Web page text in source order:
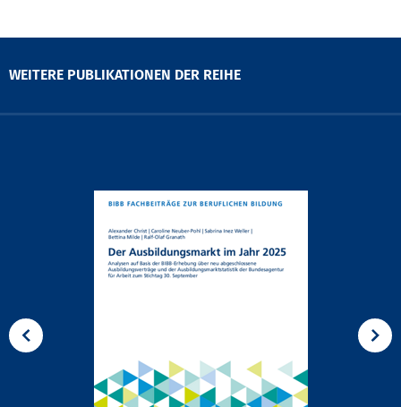
WEITERE PUBLIKATIONEN DER REIHE